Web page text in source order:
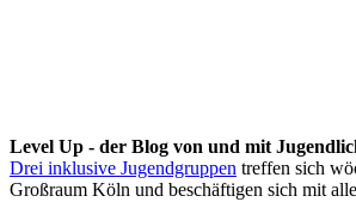
Level Up - der Blog von und mit
Drei inklusive Jugendgruppen treffen sich
Großraum Köln und beschäftigen sich mit